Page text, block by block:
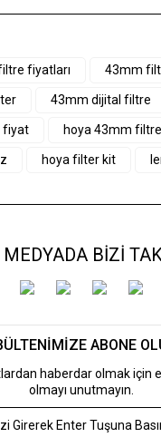
fiyatları 43mm
43mm dijital filtre
fiyat hoya 43mm filtre
hoya filter kit
MEDYADA BİZİ
ABONE
haberdar olmak için
olmayı unutmayın.